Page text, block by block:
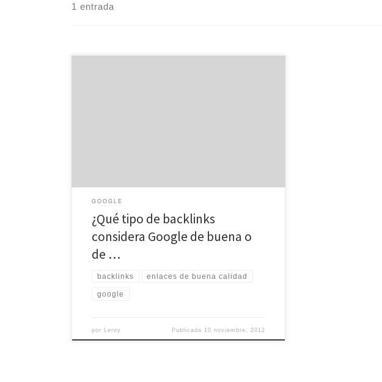
1 entrada
GOOGLE
¿Qué tipo de backlinks
considera Google de buena o
de …
backlinks enlaces de buena calidad
google
por Leroy Publicada 10 noviembre, 2012